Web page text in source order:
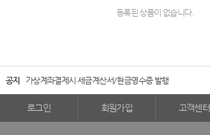
등록된 상품이 없습니다.
공지 가상계좌결제시 세금계산서/현금영수증 발행
로그인 회원가입 고객센터